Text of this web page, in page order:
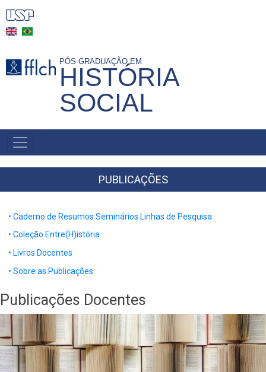
Pular
conteúdo
principal
PÓS-GRADUAÇÃO EM
HISTÓRIA
SOCIAL
MAIN
NAVIGATION
-
PUBLICAÇÕES
• Caderno de Resumos Seminários Linhas de Pesquisa
• Coleção Entre(H)istória
• Livros Docentes
• Sobre as Publicações
Publicações Docentes